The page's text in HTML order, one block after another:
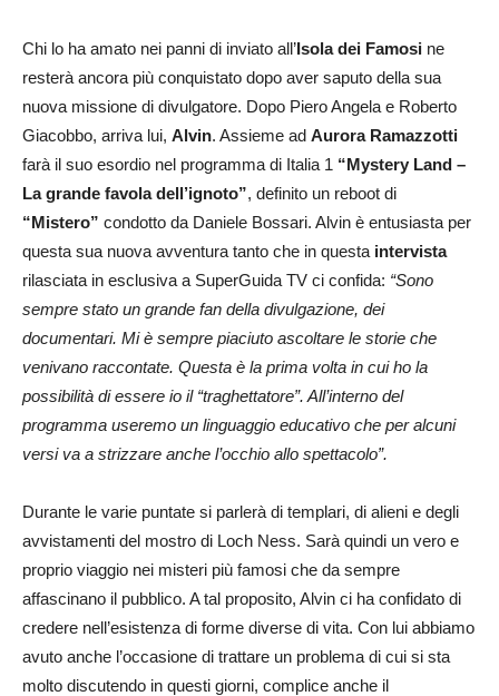
Chi lo ha amato nei panni di inviato all’Isola dei Famosi ne
resterà ancora più conquistato dopo aver saputo della sua
nuova missione di divulgatore. Dopo Piero Angela e Roberto
Giacobbo, arriva lui, Alvin. Assieme ad Aurora Ramazzotti
farà il suo esordio nel programma di Italia 1 “Mystery Land –
La grande favola dell’ignoto”, definito un reboot di
“Mistero” condotto da Daniele Bossari. Alvin è entusiasta per
questa sua nuova avventura tanto che in questa intervista
rilasciata in esclusiva a SuperGuida TV ci confida: “Sono
sempre stato un grande fan della divulgazione, dei
documentari. Mi è sempre piaciuto ascoltare le storie che
venivano raccontate. Questa è la prima volta in cui ho la
possibilità di essere io il “traghettatore”. All’interno del
programma useremo un linguaggio educativo che per alcuni
versi va a strizzare anche l’occhio allo spettacolo”.
Durante le varie puntate si parlerà di templari, di alieni e degli
avvistamenti del mostro di Loch Ness. Sarà quindi un vero e
proprio viaggio nei misteri più famosi che da sempre
affascinano il pubblico. A tal proposito, Alvin ci ha confidato di
credere nell’esistenza di forme diverse di vita. Con lui abbiamo
avuto anche l’occasione di trattare un problema di cui si sta
molto discutendo in questi giorni, complice anche il